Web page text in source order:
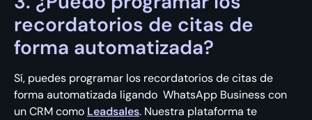
recordatorios de citas de
forma automatizada?
Sí, puedes programar los recordatorios de citas de
forma automatizada ligando WhatsApp Business con
un CRM como Leadsales. Nuestra plataforma te